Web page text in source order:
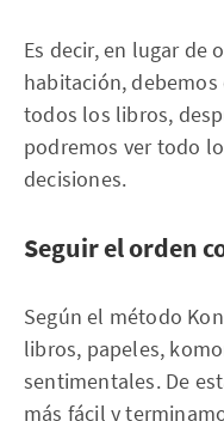
Es decir, en lugar de
habitación,
todos los libros,
podremos ver todo
decisiones.
Seguir el orden
Según el método
libros, papeles,
sentimentales. De
más fácil y